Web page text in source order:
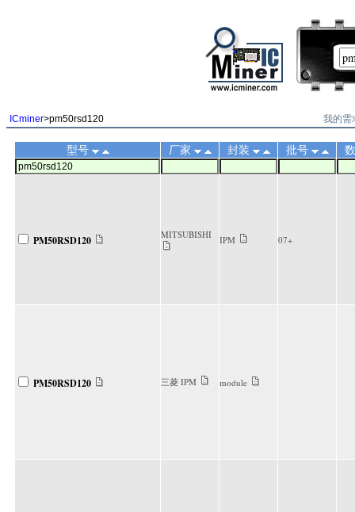
ICminer>pm50rsd120 我的需
型号 厂家 封装 批号
PM50RSD120 MITSUBISHI IPM 07+
PM50RSD120 三菱 IPM module